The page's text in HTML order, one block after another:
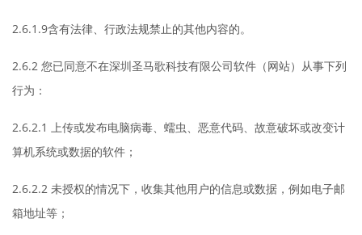
2.6.1.9含有法律、行政法规禁止的其他内容的。
2.6.2 您已同意不在深圳圣马歌科技有限公司软件（网站）从事下列
行为：
2.6.2.1 上传或发布电脑病毒、蠕虫、恶意代码、故意破坏或改变计
算机系统或数据的软件；
2.6.2.2 未授权的情况下，收集其他用户的信息或数据，例如电子邮
箱地址等；